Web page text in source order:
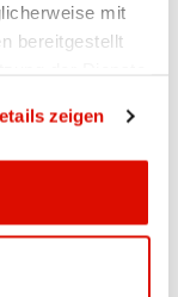
mit
bereitgestellt
zeigen